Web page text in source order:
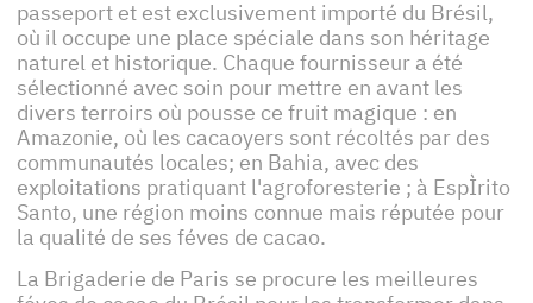
passeport et est exclusivement importé du Brésil,
où il occupe une place spéciale dans son héritage
naturel et historique. Chaque fournisseur a été
sélectionné avec soin pour mettre en avant les
divers terroirs où pousse ce fruit magique : en
Amazonie, où les cacaoyers sont récoltés par des
communautés locales; en Bahia, avec des
exploitations pratiquant l'agroforesterie ; à EspÌrito
Santo, une région moins connue mais réputée pour
la qualité de ses féves de cacao.
La Brigaderie de Paris se procure les meilleures